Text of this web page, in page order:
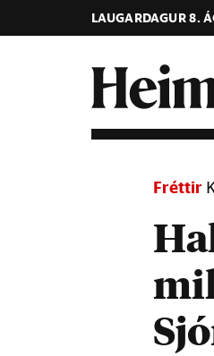
LAUGARDAGUR 8.
Fréttir